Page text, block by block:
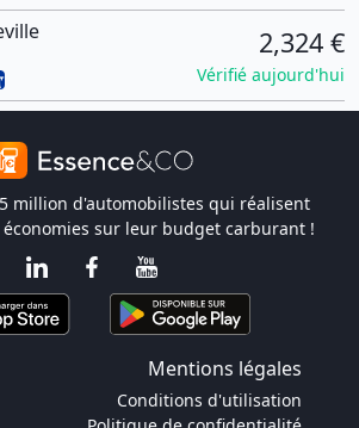
2,324 €
Vérifié aujourd'hui
million d'automobilistes qui réalisent
sur leur budget carburant !
Mentions légales
Conditions d'utilisation